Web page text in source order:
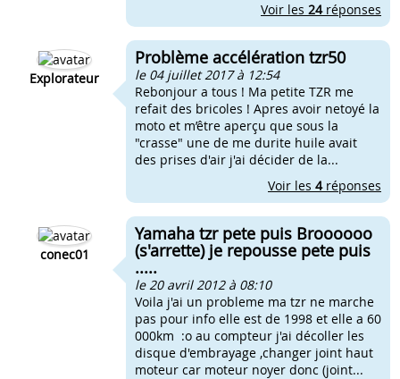
Voir les 24réponses
Explorateur
Problème accélération tzr50
le 04 juillet 2017 à 12:54
Rebonjour a tous ! Ma petite TZR me
refait des bricoles ! Apres avoir netoyé la
moto et m’être aperçu que sous la
"crasse" une de me durite huile avait
des prises d'air j'ai décider de la...
Voir les 4réponses
conec01
Yamaha tzr pete puis Broooooo
(s'arrette) je repousse pete puis
.....
le 20 avril 2012 à 08:10
Voila j'ai un probleme ma tzr ne marche
pas pour info elle est de 1998 et elle a 60
000km :o au compteur j'ai décoller les
disque d'embrayage ,changer joint haut
moteur car moteur noyer donc (joint...